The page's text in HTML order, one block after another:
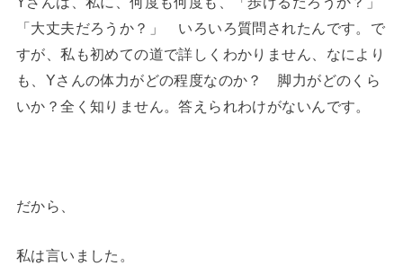
「大丈夫だろうか？」 いろいろ質問されたんです。で
すが、私も初めての道で詳しくわかりません、なにより
も、Yさんの体力がどの程度なのか？ 脚力がどのくら
いか？全く知りません。答えられわけがないんです。
だから、
私は言いました。